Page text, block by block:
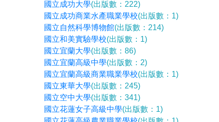
國立成功大學(出版數：222)
國立成功商業水產職業學校(出版數：1)
國立自然科學博物館(出版數：214)
國立和美實驗學校(出版數：1)
國立宜蘭大學(出版數：86)
國立宜蘭高級中學(出版數：2)
國立宜蘭高級商業職業學校(出版數：1)
國立東華大學(出版數：245)
國立空中大學(出版數：341)
國立花蓮女子高級中學(出版數：1)